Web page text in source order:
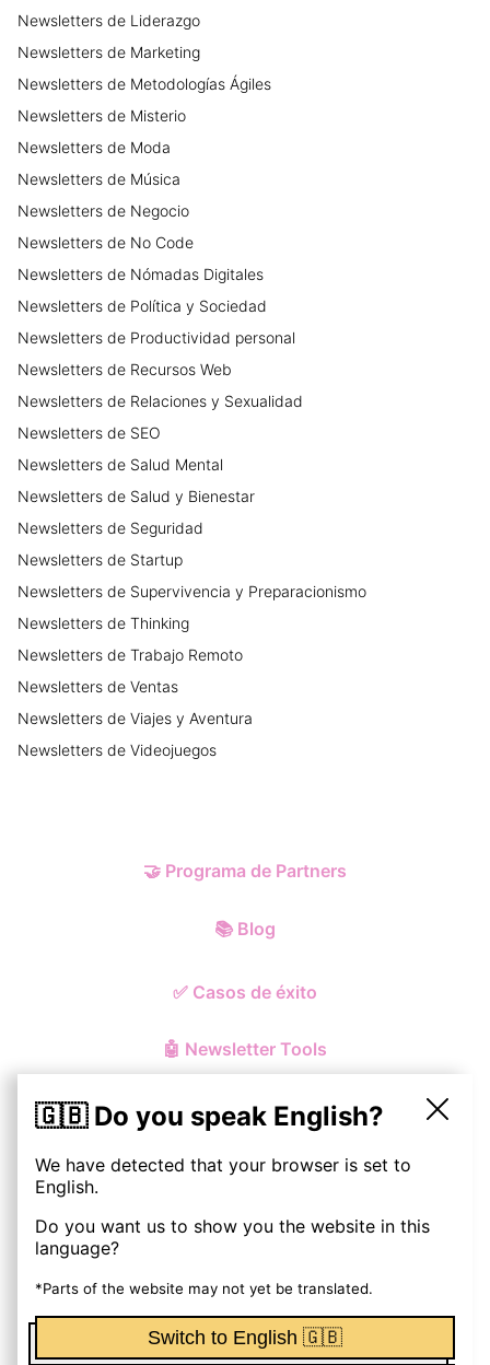
🇬🇧 Do you speak English?
We have detected that your browser is set to
English.
Do you want us to show you the website in this
language?
*Parts of the website may not yet be translated.
Switch to English 🇬🇧
Newsletters de Liderazgo
Newsletters de Marketing
Newsletters de Metodologías Ágiles
Newsletters de Misterio
Newsletters de Moda
Newsletters de Música
Newsletters de Negocio
Newsletters de No Code
Newsletters de Nómadas Digitales
Newsletters de Política y Sociedad
Newsletters de Productividad personal
Newsletters de Recursos Web
Newsletters de Relaciones y Sexualidad
Newsletters de SEO
Newsletters de Salud Mental
Newsletters de Salud y Bienestar
Newsletters de Seguridad
Newsletters de Startup
Newsletters de Supervivencia y Preparacionismo
Newsletters de Thinking
Newsletters de Trabajo Remoto
Newsletters de Ventas
Newsletters de Viajes y Aventura
Newsletters de Videojuegos
🤝 Programa de Partners
📚 Blog
✅ Casos de éxito
🤖 Newsletter Tools
© ohmynewst2026
Política de Privacidad y Cookies
Aviso Legal
Términos y Condiciones